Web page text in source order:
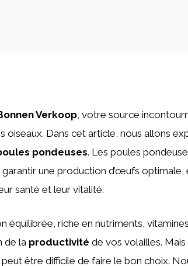
Verkoop, votre source
oiseaux. Dans cet article, nous allons
pondeuses. Les poules
une production d’œufs
santé et leur vitalité.
équilibrée, riche en nutriments,
de la productivité de vos volailles.
peut être difficile de faire le bon choix.